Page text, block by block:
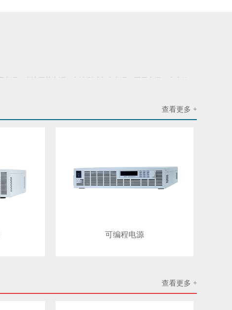
攻难编切从宗握径 块组装，增
查看更多 +
可编程电源
查看更多 +